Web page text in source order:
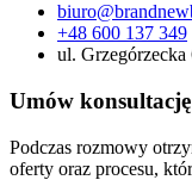
+48 600 137 349
ul.
Umów konsultację
Podczas rozmowy
oferty oraz procesu,